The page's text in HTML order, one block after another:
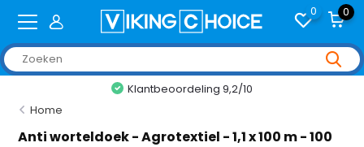
0 0
Klantbeoordeling 9,2/10
Home
Anti worteldoek - Agrotextiel - 1,1 x 100 m - 100